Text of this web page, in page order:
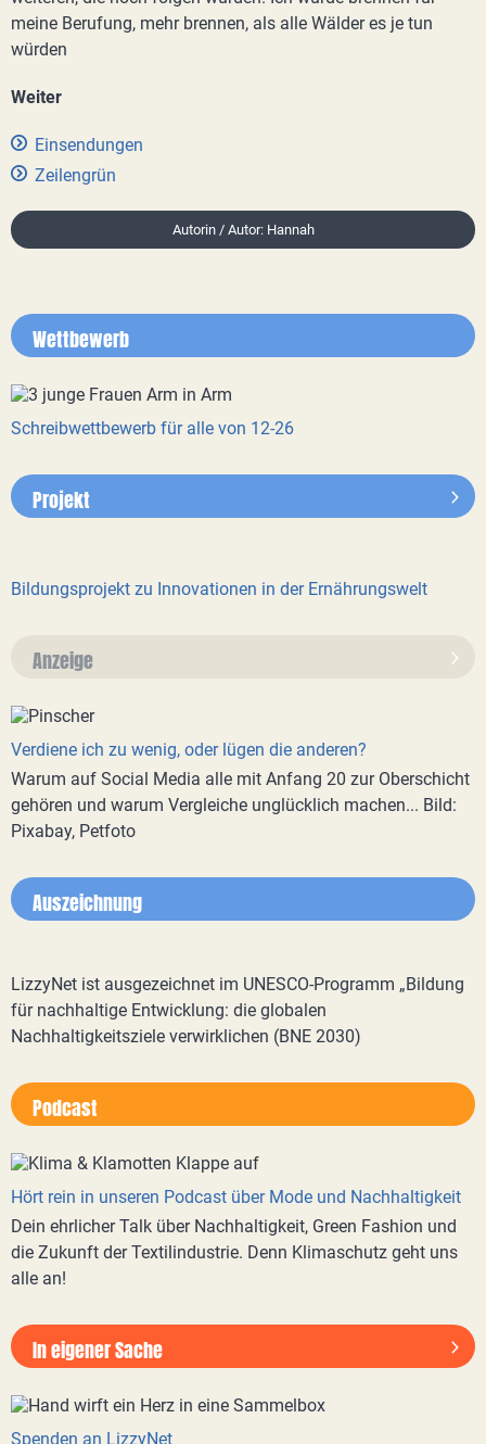
meine Berufung, mehr brennen, als alle Wälder es je tun
würden
Weiter
Einsendungen
Zeilengrün
Autorin / Autor: Hannah
Wettbewerb
Schreibwettbewerb für alle von 12-26
Projekt
Bildungsprojekt zu Innovationen in der Ernährungswelt
Anzeige
Verdiene ich zu wenig, oder lügen die anderen?
Warum auf Social Media alle mit Anfang 20 zur Oberschicht
gehören und warum Vergleiche unglücklich machen... Bild:
Pixabay, Petfoto
Auszeichnung
LizzyNet ist ausgezeichnet im UNESCO-Programm „Bildung
für nachhaltige Entwicklung: die globalen
Nachhaltigkeitsziele verwirklichen (BNE 2030)
Podcast
Hört rein in unseren Podcast über Mode und Nachhaltigkeit
Dein ehrlicher Talk über Nachhaltigkeit, Green Fashion und
die Zukunft der Textilindustrie. Denn Klimaschutz geht uns
alle an!
In eigener Sache
Spenden an LizzyNet